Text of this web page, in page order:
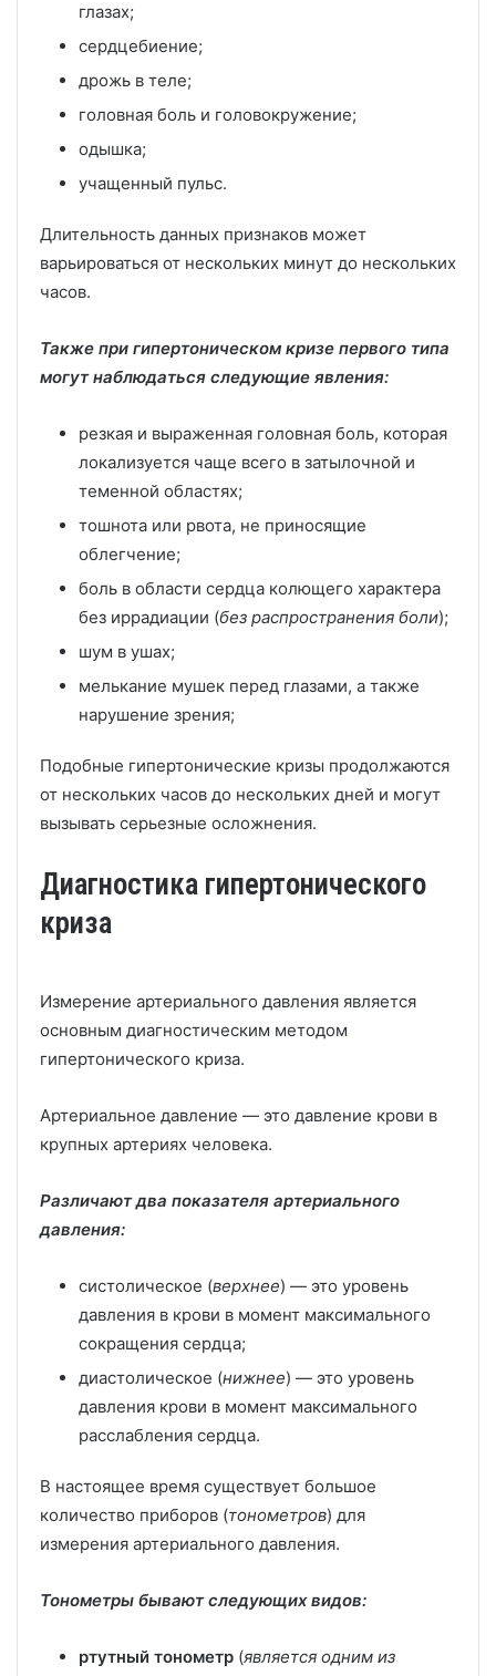
глазах;
сердцебиение;
дрожь в теле;
головная боль и головокружение;
одышка;
учащенный пульс.
Длительность данных признаков может
варьироваться от нескольких минут до нескольких
часов.
Также при гипертоническом кризе первого типа
могут наблюдаться следующие явления:
резкая и выраженная головная боль, которая
локализуется чаще всего в затылочной и
теменной областях;
тошнота или рвота, не приносящие
облегчение;
боль в области сердца колющего характера
без иррадиации (без распространения боли);
шум в ушах;
мелькание мушек перед глазами, а также
нарушение зрения;
Подобные гипертонические кризы продолжаются
от нескольких часов до нескольких дней и могут
вызывать серьезные осложнения.
Диагностика гипертонического
криза
Измерение артериального давления является
основным диагностическим методом
гипертонического криза.
Артериальное давление — это давление крови в
крупных артериях человека.
Различают два показателя артериального
давления:
систолическое (верхнее) — это уровень
давления в крови в момент максимального
сокращения сердца;
диастолическое (нижнее) — это уровень
давления крови в момент максимального
расслабления сердца.
В настоящее время существует большое
количество приборов (тонометров) для
измерения артериального давления.
Тонометры бывают следующих видов:
ртутный тонометр (является одним из